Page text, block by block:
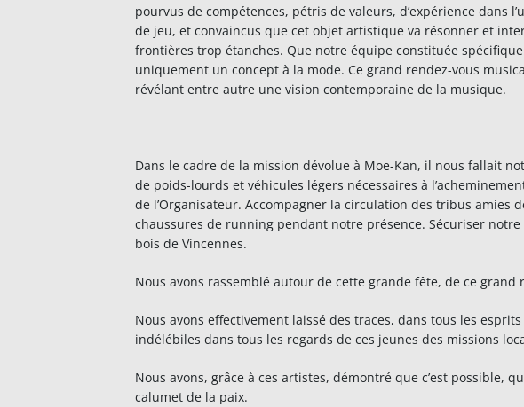
pourvus de compétences, pétris de valeurs, d’expérience dans
de jeu, et convaincus que cet objet artistique va résonner et
frontières trop étanches. Que notre équipe constituée
uniquement un concept à la mode. Ce grand rendez-vous
révélant entre autre une vision contemporaine de la musique.
Dans le cadre de la mission dévolue à Moe-Kan, il nous fallait
de poids-lourds et véhicules légers nécessaires à
de l’Organisateur. Accompagner la circulation des tribus amies
chaussures de running pendant notre présence. Sécuriser
bois de Vincennes.
Nous avons rassemblé autour de cette grande fête, de ce
Nous avons effectivement laissé des traces, dans tous les
indélébiles dans tous les regards de ces jeunes des missions
Nous avons, grâce à ces artistes, démontré que c’est
calumet de la paix.